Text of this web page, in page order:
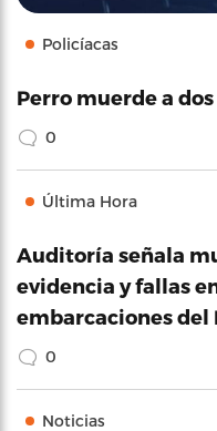
Policíacas
Perro muerde a
0
Última Hora
Auditoría señala
evidencia y fallas
embarcaciones del
0
Noticias